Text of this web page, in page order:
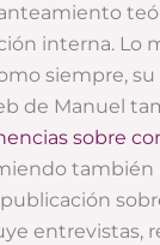
interna. Lo
siempre,
de Manuel
sobre
también
publicación
entrevistas,